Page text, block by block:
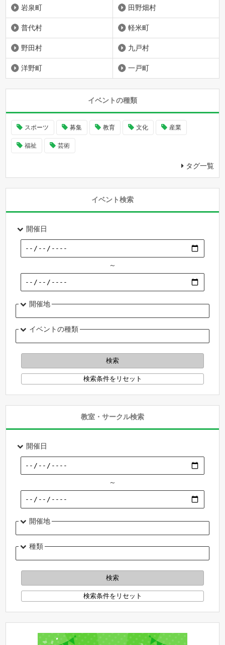
岩泉町 田野畑村
普代村 軽米町
野田村 九戸村
洋野町 一戸町
イベントの種類
スポーツ 募集 教育 文化 産業
福祉 芸術
タグ一覧
イベント検索
開催日
～
開催地
イベントの種類
教室・サークル検索
開催日
～
開催地
種類